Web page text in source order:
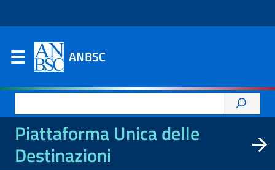
ANBSC
per:
Piattaforma Unica delle
Destinazioni